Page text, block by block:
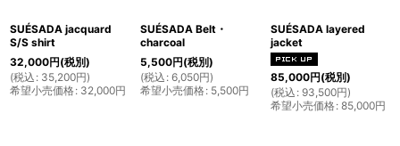
SUÉSADA jacquard
S/S shirt
32,000円(税別)
(税込 : 35,200円)
希望小売価格: 32,000円
SUÉSADA Belt・
charcoal
5,500円(税別)
(税込 : 6,050円)
希望小売価格: 5,500円
SUÉSADA layered
jacket
85,000円(税別)
(税込 : 93,500円)
希望小売価格: 85,000円